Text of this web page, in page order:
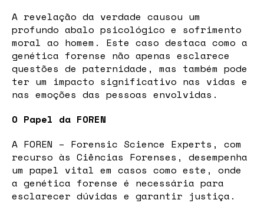
A revelação da verdade causou um
profundo abalo psicológico e sofrimento
moral ao homem. Este caso destaca como a
genética forense não apenas esclarece
questões de paternidade, mas também pode
ter um impacto significativo nas vidas e
nas emoções das pessoas envolvidas.
O Papel da FOREN
A FOREN – Forensic Science Experts, com
recurso às Ciências Forenses, desempenha
um papel vital em casos como este, onde
a genética forense é necessária para
esclarecer dúvidas e garantir justiça.